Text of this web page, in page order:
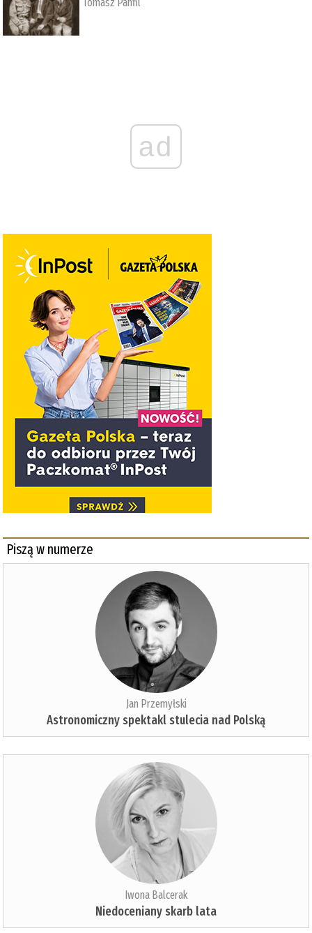
ad
Piszą w numerze
Jan Przemyłski
Astronomiczny spektakl stulecia nad Polską
Iwona Balcerak
Niedoceniany skarb lata